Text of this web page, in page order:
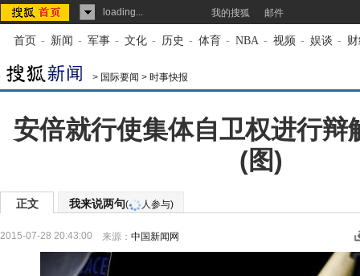
loading... 我的搜狐 邮件
首页 - 新闻 - 军事 - 文化 - 历史 - 体育 - NBA - 视频 - 娱谈 -
> 国际要闻 > 时事快报
安倍就行使集体自卫权进行辩
(图)
正文 我来说两句( 人参与)
2015-07-28 20:43:00 来源： 中国新闻网